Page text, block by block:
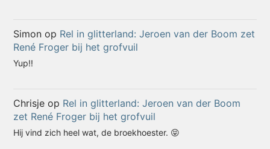
Simon op Rel in glitterland: Jeroen van der Boom zet
René Froger bij het grofvuil
Yup!!
Chrisje op Rel in glitterland: Jeroen van der Boom
zet René Froger bij het grofvuil
Hij vind zich heel wat, de broekhoester. 😝